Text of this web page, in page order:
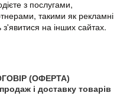
з послугами,
такими як рекламні
на інших сайтах.
(ОФЕРТА)
і доставку товарів